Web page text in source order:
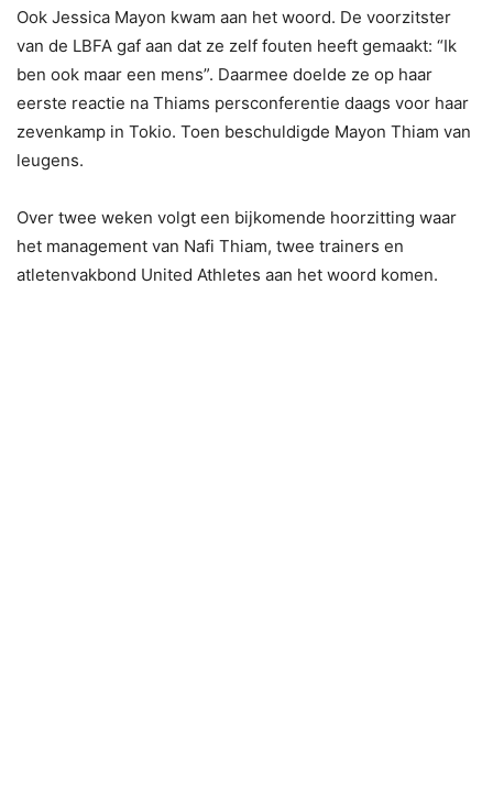
Ook Jessica Mayon kwam aan het woord. De voorzitster
van de LBFA gaf aan dat ze zelf fouten heeft gemaakt: “Ik
ben ook maar een mens”. Daarmee doelde ze op haar
eerste reactie na Thiams persconferentie daags voor haar
zevenkamp in Tokio. Toen beschuldigde Mayon Thiam van
leugens.
Over twee weken volgt een bijkomende hoorzitting waar
het management van Nafi Thiam, twee trainers en
atletenvakbond United Athletes aan het woord komen.